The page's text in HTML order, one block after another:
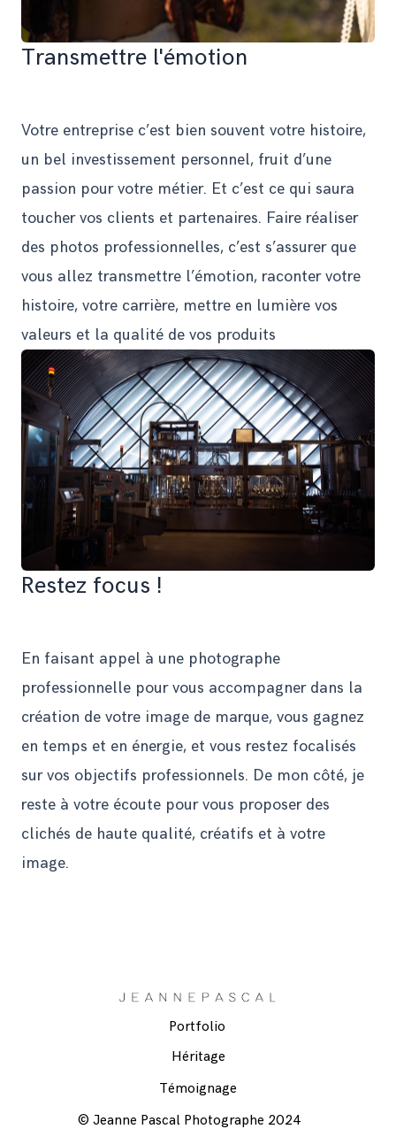
Transmettre l'émotion
Votre entreprise c’est bien souvent votre histoire,
un bel investissement personnel, fruit d’une
passion pour votre métier. Et c’est ce qui saura
toucher vos clients et partenaires. Faire réaliser
des photos professionnelles, c’est s’assurer que
vous allez transmettre l’émotion, raconter votre
histoire, votre carrière, mettre en lumière vos
valeurs et la qualité de vos produits
Restez focus !
En faisant appel à une photographe
professionnelle pour vous accompagner dans la
création de votre image de marque, vous gagnez
en temps et en énergie, et vous restez focalisés
sur vos objectifs professionnels. De mon côté, je
reste à votre écoute pour vous proposer des
clichés de haute qualité, créatifs et à votre
image.
Portfolio
© Jeanne Pascal Photographe 2024
Témoignage
Héritage